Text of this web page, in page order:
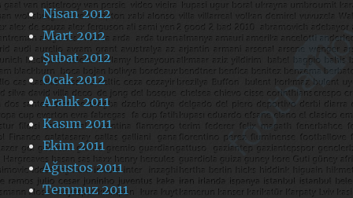
Nisan 2012
Mart 2012
Şubat 2012
Ocak 2012
Aralık 2011
Kasım 2011
Ekim 2011
Ağustos 2011
Temmuz 2011